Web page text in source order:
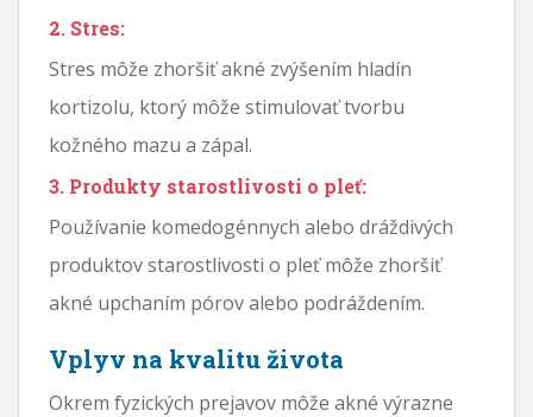
2. Stres:
Stres môže zhoršiť akné zvýšením hladín
kortizolu, ktorý môže stimulovať tvorbu
kožného mazu a zápal.
3. Produkty starostlivosti o pleť:
Používanie komedogénnych alebo dráždivých
produktov starostlivosti o pleť môže zhoršiť
akné upchaním pórov alebo podráždením.
Vplyv na kvalitu života
Okrem fyzických prejavov môže akné výrazne